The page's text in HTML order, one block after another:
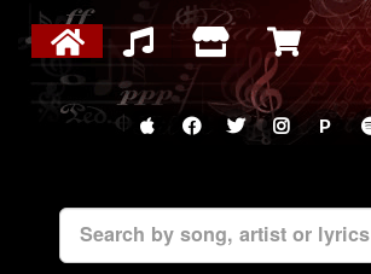
P
Search by song, artist or lyrics